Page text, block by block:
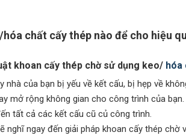
chất cấy thép nào để cho hiệu
khoan cấy thép chờ sử dụng keo/ hóa
nhà của bạn bị yếu về kết cấu, bị hẹp về
mở rộng không gian cho công trình của
tất cả các kết cấu cũ củ công trình.
nghĩ ngay đến giải pháp khoan cấy thép